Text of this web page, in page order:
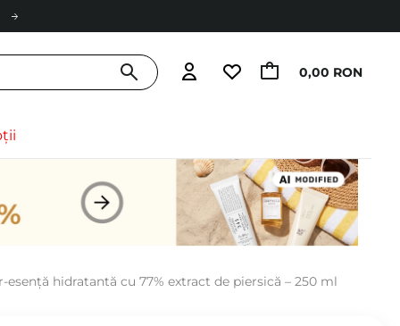
0,00 RON
esență hidratantă cu 77% extract de piersică – 250 ml